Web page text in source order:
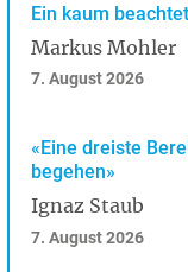
Ein kaum
Markus Mohler
7. August 2026
«Eine dreiste
begehen»
Ignaz Staub
7. August 2026